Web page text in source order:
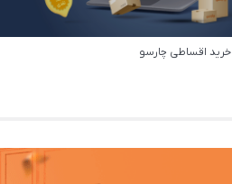
خرید اقساطی چارسو